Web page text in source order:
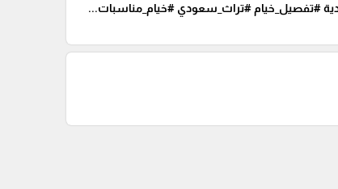
#تفصيل_خيام #تراث_سعودي #خيام_مناسبات...